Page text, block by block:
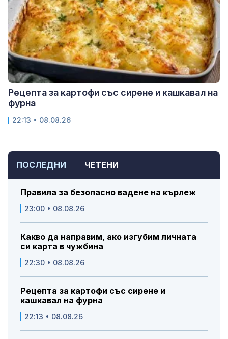
ПОСЛЕДНИ ЧЕТЕНИ
Правила за безопасно вадене на кърлеж
23:00 • 08.08.26
Какво да направим, ако изгубим личната
си карта в чужбина
22:30 • 08.08.26
Рецепта за картофи със сирене и
кашкавал на фурна
22:13 • 08.08.26
Рецепта за картофи със сирене и кашкавал на
фурна
22:13 • 08.08.26